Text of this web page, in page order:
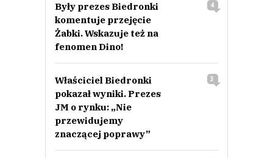
Były prezes Biedronki
komentuje przejęcie
Żabki. Wskazuje też na
fenomen Dino!
4
Właściciel Biedronki
pokazał wyniki. Prezes
JM o rynku: „Nie
przewidujemy
znaczącej poprawy”
3